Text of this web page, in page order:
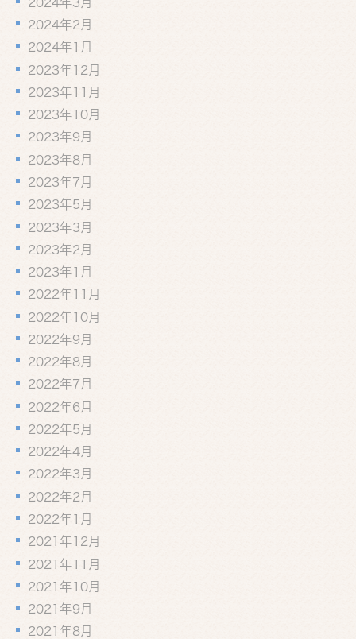
2024年2月
2024年1月
2023年12月
2023年11月
2023年10月
2023年9月
2023年8月
2023年7月
2023年5月
2023年3月
2023年2月
2023年1月
2022年11月
2022年10月
2022年9月
2022年8月
2022年7月
2022年6月
2022年5月
2022年4月
2022年3月
2022年2月
2022年1月
2021年12月
2021年11月
2021年10月
2021年9月
2021年8月